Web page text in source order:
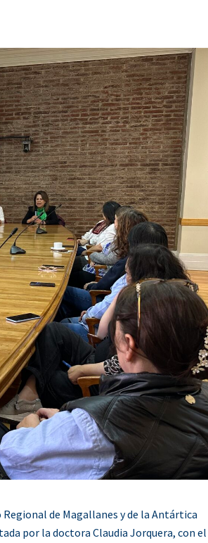
de Magallanes y de la Antártica
por la doctora Claudia Jorquera, con el